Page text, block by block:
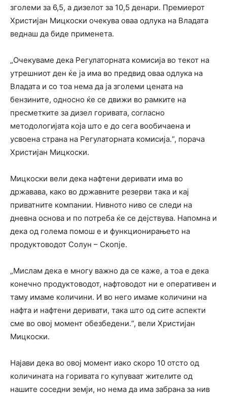
зголеми за 6,5, а дизелот за 10,5 денари. Премиерот
Христијан Мицкоски очекува оваа одлука на Владата
веднаш да биде применета.
„Очекуваме дека Регулаторната комисија во текот на
утрешниот ден ќе ја има во предвид оваа одлука на
Владата и со тоа нема да ја зголеми цената на
бензините, односно ќе се движи во рамките на
пресметките за дизел горивата, согласно
методологијата која што е до сега вообичаена и
усвоена страна на Регулаторната комисија.“, порача
Христијан Мицкоски.
Мицкоски вели дека нафтени деривати има во
државава, како во државните резерви така и кај
приватните компании. Нивното ниво се следи на
дневна основа и по потреба ќе се дејствува. Напомна и
дека од голема помош е и функционирањето на
продуктоводот Солун – Скопје.
„Мислам дека е многу важно да се каже, а тоа е дека
конечно продуктоводот, нафтоводот ни е оперативен и
таму имаме количини. И во него имаме количини на
нафта и нафтени деривати, така што од сите аспекти
сме во овој момент обезбедени.“, вели Христијан
Мицкоски.
Најави дека во овој момент иако скоро 10 отсто од
количината на горивата го купуваат жителите од
нашите соседни земји, но нема да има забрана за нив